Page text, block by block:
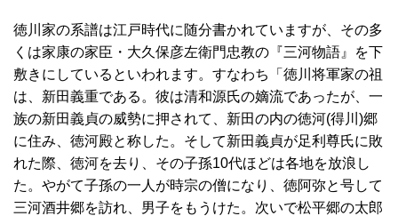
徳川家の系譜は江戸時代に随分書かれていますが、その多
くは家康の家臣・大久保彦左衛門忠教の『三河物語』を下
敷きにしているといわれます。すなわち「徳川将軍家の祖
は、新田義重である。彼は清和源氏の嫡流であったが、一
族の新田義貞の威勢に押されて、新田の内の徳河(得川)郷
に住み、徳河殿と称した。そして新田義貞が足利尊氏に敗
れた際、徳河を去り、その子孫10代ほどは各地を放浪し
た。やがて子孫の一人が時宗の僧になり、徳阿弥と号して
三河酒井郷を訪れ、男子をもうけた。次いで松平郷の太郎